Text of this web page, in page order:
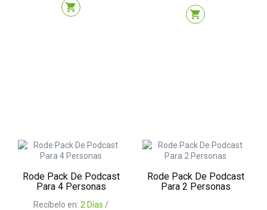
shopping_cart
shopping_cart
Rode Pack De Podcast
Para 4 Personas
Recíbelo en: 2 Días /
Rode Pack De Podcast
Para 2 Personas